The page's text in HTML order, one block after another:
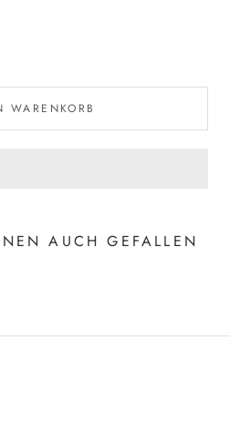
WARENKORB
AUCH GEFALLEN